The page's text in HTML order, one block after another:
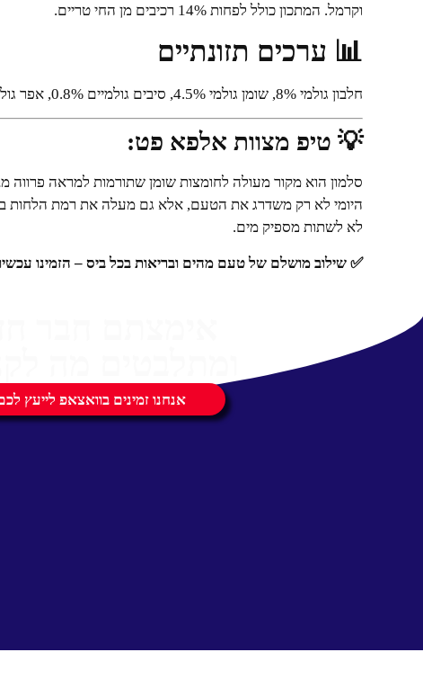
וקרמל. המתכון כולל לפחות 14% רכיבים מן החי טריים.
📊 ערכים תזונתיים
חלבון גולמי 8%, שומן גולמי 4.5%, סיבים גולמיים 0.8%, אפר גולמי 2%, לחות 83%.
💡 טיפ מצוות אלפא פט:
סלמון הוא מקור מעולה לחומצות שומן שתורמות למראה פרווה
היומי לא רק משדרג את הטעם, אלא גם מעלה את רמת הלחות
לא לשתות מספיק מים.
✅ שילוב מושלם של טעם מהים ובריאות בכל ביס – הזמינו
אנחנו זמינים בוואצאפ לייעץ